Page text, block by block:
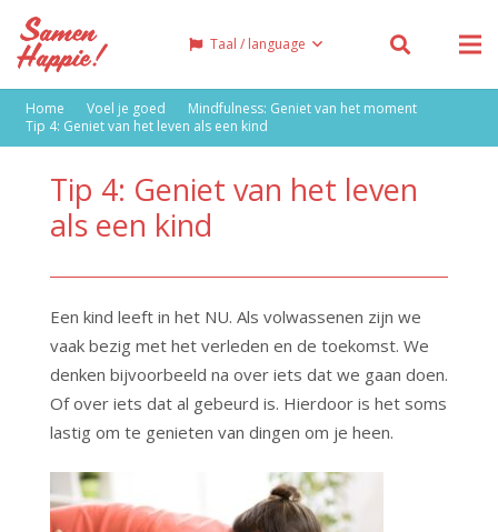
Taal / language
Home Voel je goed
Mindfulness: Geniet van het moment
Tip 4: Geniet van het leven als een kind
Tip 4: Geniet van het leven
als een kind
Een kind leeft in het NU. Als volwassenen zijn we
vaak bezig met het verleden en de toekomst. We
denken bijvoorbeeld na over iets dat we gaan doen.
Of over iets dat al gebeurd is. Hierdoor is het soms
lastig om te genieten van dingen om je heen.